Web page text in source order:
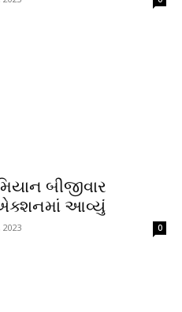
બીજીવાર
એક્શનમાં આવ્યું
0